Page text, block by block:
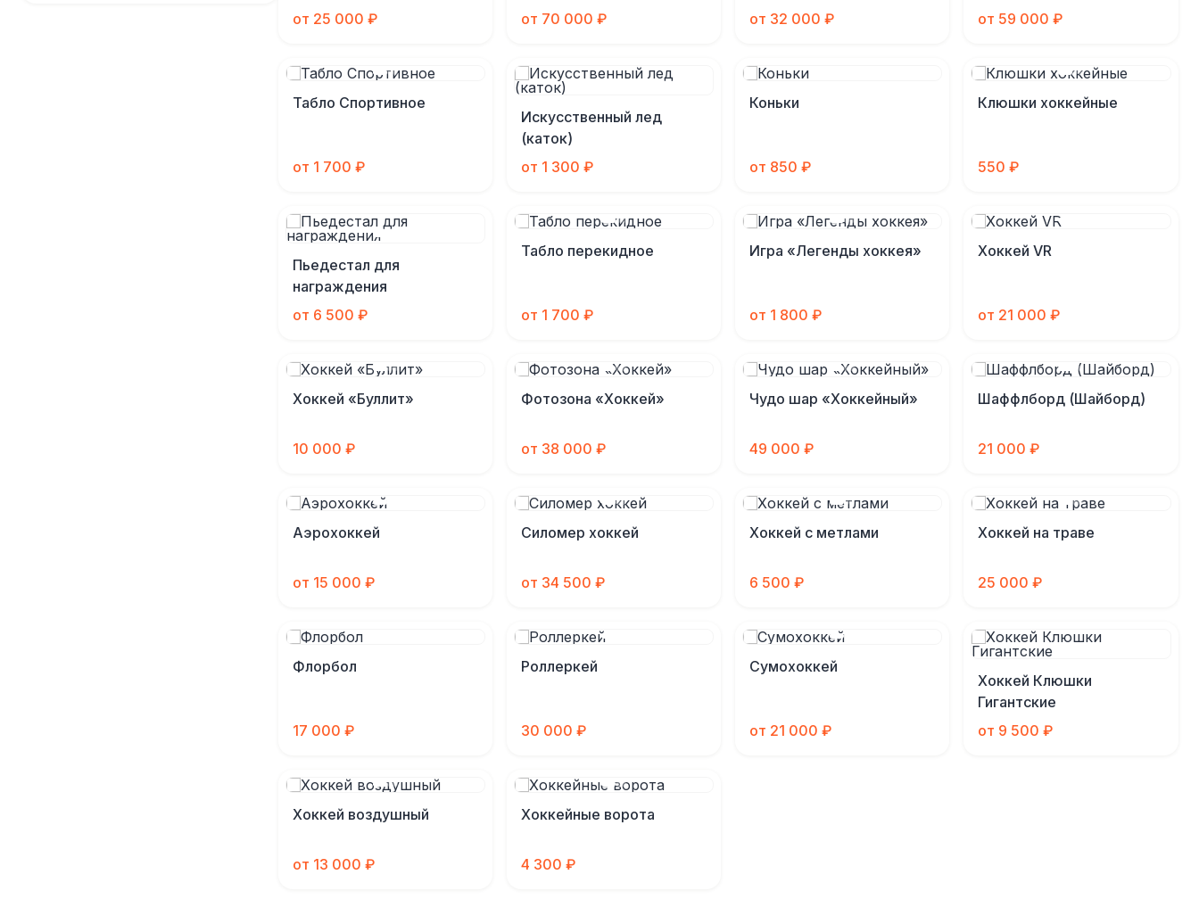
от 25 000 ₽ от 70 000 ₽
от 32 000 ₽
от 59 000 ₽
Табло Спортивное
от 1 700 ₽
Искусственный лед
(каток)
от 1 300 ₽
Коньки
от 850 ₽
Клюшки хоккейные
550 ₽
Пьедестал для
награждения
от 6 500 ₽
Табло перекидное
от 1 700 ₽
Игра «Легенды хоккея»
от 1 800 ₽
Хоккей VR
от 21 000 ₽
Хоккей «Буллит»
10 000 ₽
Фотозона «Хоккей»
от 38 000 ₽
Чудо шар «Хоккейный»
49 000 ₽
Шаффлборд (Шайборд)
21 000 ₽
Аэрохоккей
от 15 000 ₽
Силомер хоккей
от 34 500 ₽
Хоккей с метлами
6 500 ₽
Хоккей на траве
25 000 ₽
Флорбол
17 000 ₽
Роллеркей
30 000 ₽
Сумохоккей
от 21 000 ₽
Хоккей Клюшки
Гигантские
от 9 500 ₽
Хоккей воздушный
от 13 000 ₽
Хоккейные ворота
4 300 ₽